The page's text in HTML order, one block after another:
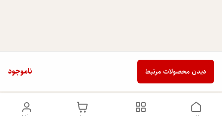
ناموجود دیدن محصولات مرتبط